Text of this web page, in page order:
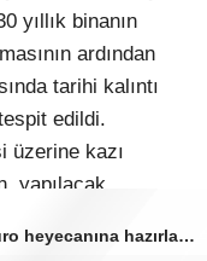
yıllık binanın
ardından
tarihi kalıntı
edildi.
üzerine kazı
yapılacak
edip
Kocaeli enduro heyecanına hazırlanıyor